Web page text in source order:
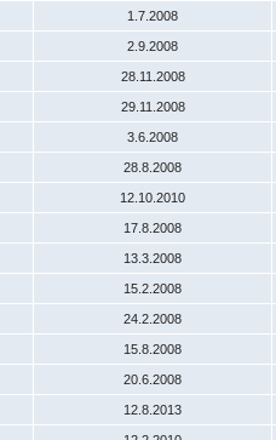
1.7.2008
2.9.2008
28.11.2008
29.11.2008
3.6.2008
28.8.2008
12.10.2010
17.8.2008
13.3.2008
15.2.2008
24.2.2008
15.8.2008
20.6.2008
12.8.2013